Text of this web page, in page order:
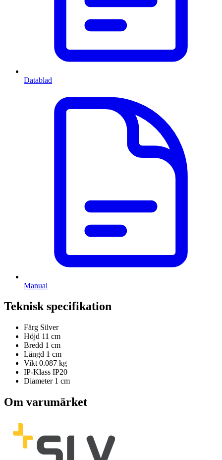
Datablad
Manual
Teknisk specifikation
Färg Silver
Höjd 11 cm
Bredd 1 cm
Längd 1 cm
Vikt 0.087 kg
IP-Klass IP20
Diameter1 cm
Om varumärket